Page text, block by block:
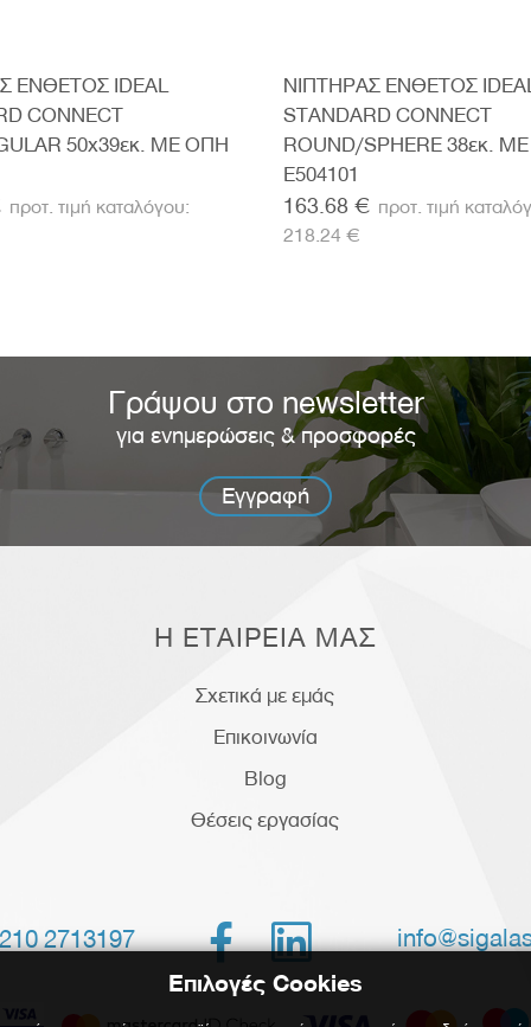
ΕΝΘΕΤΟΣ IDEAL
CONNECT
50x39εκ. ΜΕ ΟΠΗ
ΝΙΠΤΗΡΑΣ ΕΝΘΕΤΟΣ IDEAL
STANDARD CONNECT
ROUND/SPHERE 38εκ.
E504101
163.68 €
218.24 €
Γράψου στο newsletter
για ενημερώσεις & προσφορές
Εγγραφή
Η ΕΤΑΙΡΕΙΑ ΜΑΣ
Σχετικά με εμάς
Επικοινωνία
Blog
Θέσεις εργασίας
2713197  
Επιλογές Cookies